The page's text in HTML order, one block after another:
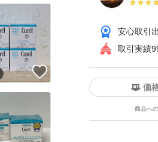
安心取引
取引実績
価
商品へ
いいね！